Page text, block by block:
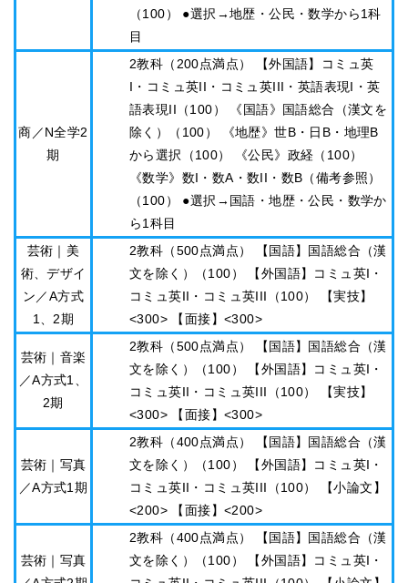
（100） ●選択→地歴・公民・数学から1科
目
商／N全学2
期
2教科（200点満点） 【外国語】コミュ英
I・コミュ英II・コミュ英III・英語表現I・英
語表現II（100） 《国語》国語総合（漢文を
除く）（100） 《地歴》世B・日B・地理B
から選択（100） 《公民》政経（100）
《数学》数I・数A・数II・数B（備考参照）
（100） ●選択→国語・地歴・公民・数学か
ら1科目
芸術｜美
術、デザイ
ン／A方式
1、2期
2教科（500点満点） 【国語】国語総合（漢
文を除く）（100） 【外国語】コミュ英I・
コミュ英II・コミュ英III（100） 【実技】
<300> 【面接】<300>
芸術｜音楽
／A方式1、
2期
2教科（500点満点） 【国語】国語総合（漢
文を除く）（100） 【外国語】コミュ英I・
コミュ英II・コミュ英III（100） 【実技】
<300> 【面接】<300>
芸術｜写真
／A方式1期
2教科（400点満点） 【国語】国語総合（漢
文を除く）（100） 【外国語】コミュ英I・
コミュ英II・コミュ英III（100） 【小論文】
<200> 【面接】<200>
芸術｜写真
2教科（400点満点） 【国語】国語総合（漢
文を除く）（100） 【外国語】コミュ英I・